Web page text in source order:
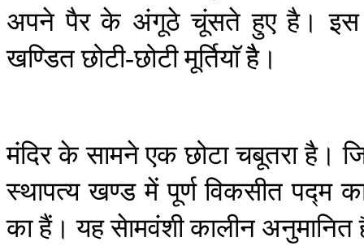
अपने पैर के अंगूठे चूंसते हुए है। इस
खण्डितछोटी-छोटीमूर्तियाॅहैै।
मंदिरकेसामनेएक छोटाचबूतराहै।
स्थापत्य खण्ड में पूर्ण विकसीत पद्म
काहैं। यहसेामवंशीकालीन अनुमानित